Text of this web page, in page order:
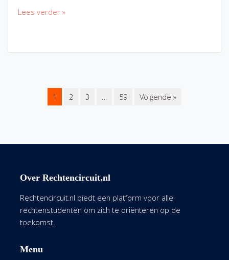
Lees verder »
1 2 3 … 59 Volgende »
Over Rechtencircuit.nl
Rechtencircuit.nl biedt een platform voor alle
rechtenstudenten om zich te oriënteren op de
toekomst.
Menu